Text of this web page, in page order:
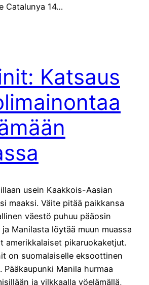
Catalunya 14…
Katsaus
usein Kaakkois-Aasian
maaksi. Väite pitää paikkansa
väestö puhuu pääosin
Manilasta löytää muun muassa
amerikkalaiset pikaruokaketjut.
on suomalaiselle eksoottinen
Manila hurmaa
ja vilkkaalla yöelämällä,